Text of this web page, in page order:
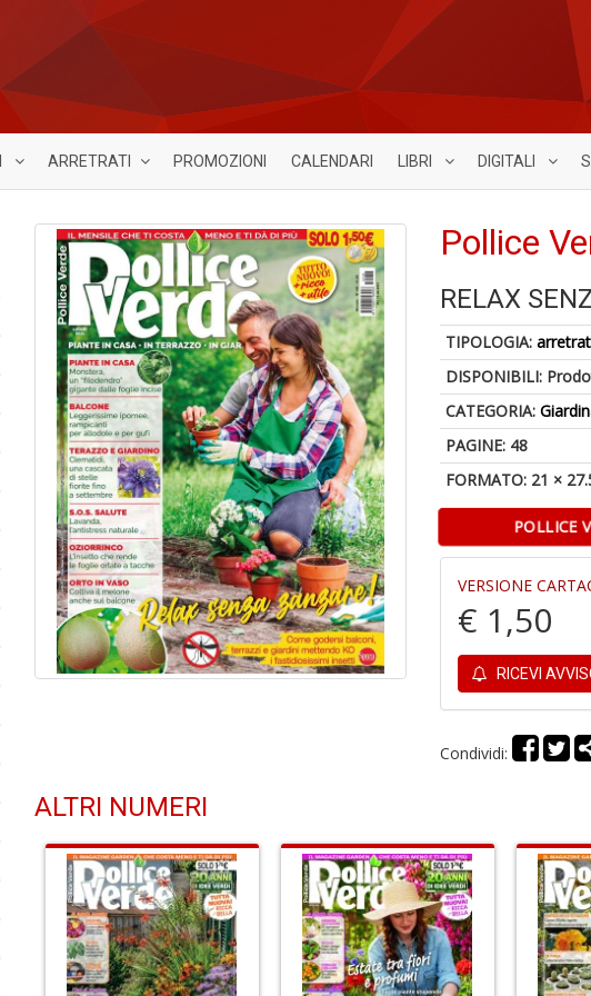
ARRETRATI PROMOZIONI CALENDARI LIBRI DIGITALI
Pollice
RELAX
TIPOLOGIA:
DISPONIBILI:
CATEGORIA:
PAGINE: 48
FORMATO: 21 ×
POLLICE
VERSIONE
€ 1,50
RICEVI
Condividi:
ALTRI NUMERI